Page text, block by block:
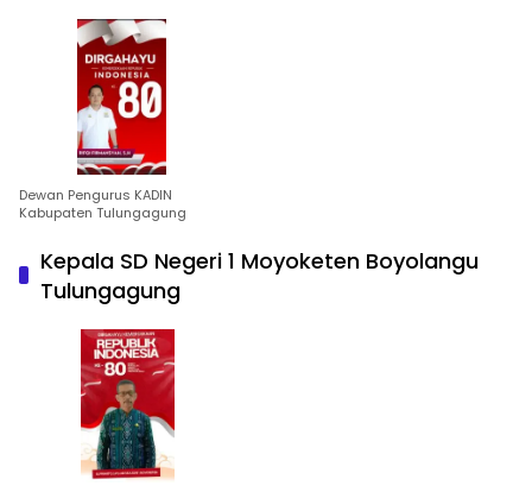
Dewan Pengurus KADIN
Kabupaten Tulungagung
Kepala SD Negeri 1 Moyoketen Boyolangu
Tulungagung